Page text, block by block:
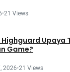
•21 Views
Highguard Upaya
Game?
2026•21 Views